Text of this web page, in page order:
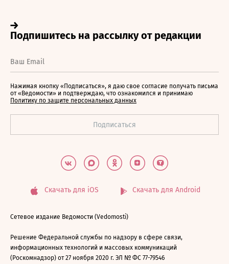
Нажимая кнопку «Подписаться», я даю свое согласие получать письма
от «Ведомости» и подтверждаю, что ознакомился и принимаю
Политику по защите персональных данных
Скачать для iOS Скачать для Android
Сетевое издание Ведомости (Vedomosti)
Решение Федеральной службы по надзору в сфере связи,
информационных технологий и массовых коммуникаций
(Роскомнадзор) от 27 ноября 2020 г. ЭЛ № ФС 77-79546